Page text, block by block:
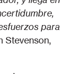
para
Stevenson,